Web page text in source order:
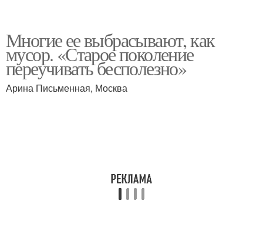
Многие ее выбрасывают, как
мусор. «Старое поколение
переучивать бесполезно»
Арина Письменная, Москва